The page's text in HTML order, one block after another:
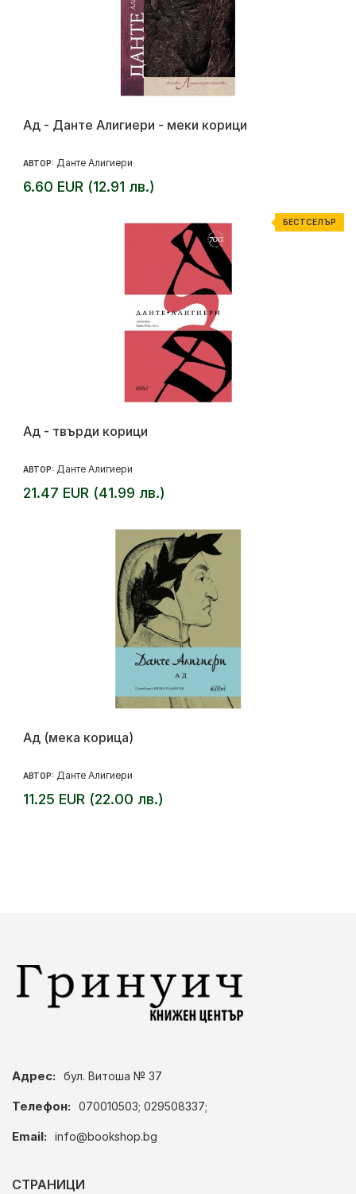
Ад - Данте Алигиери - меки корици
АВТОР: Данте Алигиери
6.60 EUR (12.91 лв.)
БЕСТСЕЛЪР
Ад - твърди корици
АВТОР: Данте Алигиери
21.47 EUR (41.99 лв.)
Ад (мека корица)
АВТОР: Данте Алигиери
11.25 EUR (22.00 лв.)
Адрес: бул. Витоша № 37
Телефон: 070010503; 029508337;
Email: info@bookshop.bg
СТРАНИЦИ